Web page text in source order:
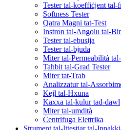
Tester tal-koeffiċjent tal-
Softness Tester
Qatra Magni tat-Test
Instron tal-Angolu tal-
Tester tal-ebusija
Tester tal-bjuda
Miter tal-Permeabilità
Taħbit tal-Grad Tester
Miter tat-Trab
Analizzatur tal-
Kejl tal-Ħxuna
Kaxxa tal-kulur tad-dawl
Miter tal-umdità
Ċentrifuga Elettrika
Strument tal-Ittestjar tal-